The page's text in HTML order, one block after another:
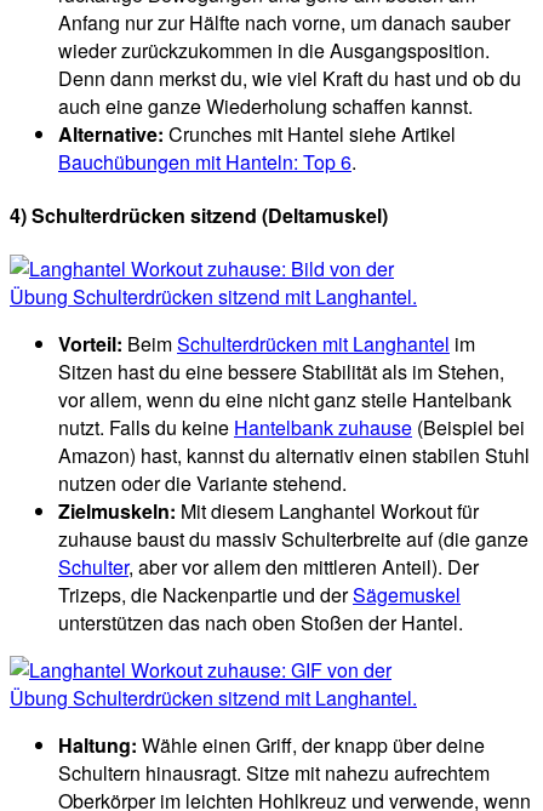
Anfang nur zur Hälfte nach vorne, um danach sauber
wieder zurückzukommen in die Ausgangsposition.
Denn dann merkst du, wie viel Kraft du hast und ob du
auch eine ganze Wiederholung schaffen kannst.
Alternative: Crunches mit Hantel siehe Artikel
Bauchübungen mit Hanteln: Top 6.
4)Schulterdrücken sitzend (Deltamuskel)
Vorteil: BeimSchulterdrücken mit Langhantel im
Sitzen hast du eine bessere Stabilität als im Stehen,
vor allem, wenn du eine nicht ganz steile Hantelbank
nutzt. Falls du keine Hantelbank zuhause (Beispiel bei
Amazon) hast, kannst du alternativ einen stabilen Stuhl
nutzen oder die Variante stehend.
Zielmuskeln: Mit diesem Langhantel Workout für
zuhause baust du massiv Schulterbreite auf (die ganze
Schulter, aber vor allem den mittleren Anteil). Der
Trizeps, die Nackenpartie und derSägemuskel
unterstützen das nach oben Stoßen der Hantel.
Haltung: Wähle einen Griff, der knapp über deine
Schultern hinausragt. Sitze mit nahezu aufrechtem
Oberkörper im leichten Hohlkreuz und verwende, wenn